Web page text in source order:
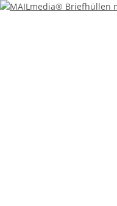
reibungslosen